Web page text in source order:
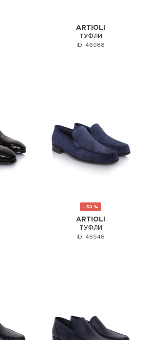
ARTIOLI
ТУФЛИ
ID: 46988
- 30 %
ARTIOLI
ТУФЛИ
ID: 46948